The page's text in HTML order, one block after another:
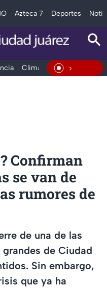
Azteca 7 Deportes
Clima Deportes En Vivo
Confirman
se van de
rumores de
de una de las
de Ciudad
Sin embargo,
que ya ha